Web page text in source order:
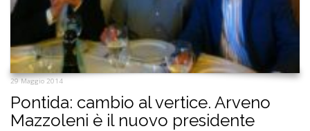
29 Maggio 2014
Pontida: cambio al vertice. Arveno
Mazzoleni è il nuovo presidente